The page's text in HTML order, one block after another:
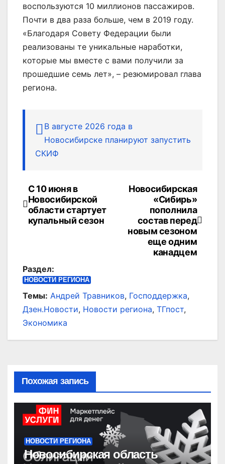
воспользуются 10 миллионов пассажиров.
Почти в два раза больше, чем в 2019 году.
«Благодаря Совету Федерации были
реализованы те уникальные наработки,
которые мы вместе с вами получили за
прошедшие семь лет», – резюмировал глава
региона.
В августе 2026 года в
Новосибирске планируют запустить
СКИФ
Навигация
по
Новосибирская
«Сибирь»
пополнила
состав перед
новым сезоном
еще одним
канадцем
С 10 июня в
Новосибирской
области стартует
купальный сезон
Раздел:
НОВОСТИ РЕГИОНА
Темы: Андрей Травников, Господдержка,
Дзен.Новости, Новости региона, ТГпост,
Экономика
Похожая запись
НОВОСТИ РЕГИОНА
Новосибирская область